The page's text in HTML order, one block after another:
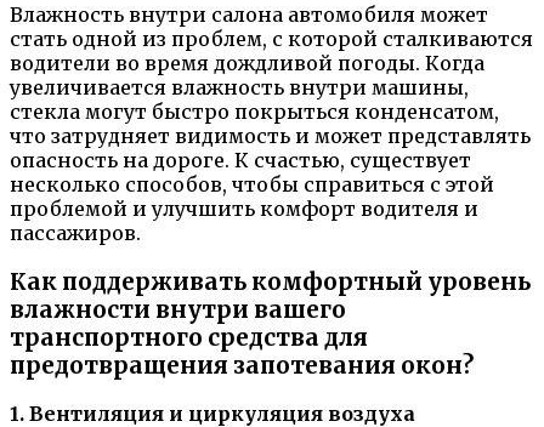
Влажность внутри салона автомобиля может
стать одной из проблем, с которой сталкиваются
водители во время дождливой погоды. Когда
увеличивается влажность внутри машины,
стекла могут быстро покрыться конденсатом,
что затрудняет видимость и может представлять
опасность на дороге. К счастью, существует
несколько способов, чтобы справиться с этой
проблемой и улучшить комфорт водителя и
пассажиров.
Как поддерживать комфортный уровень
влажности внутри вашего
транспортного средства для
предотвращения запотевания окон?
1. Вентиляция и циркуляция воздуха